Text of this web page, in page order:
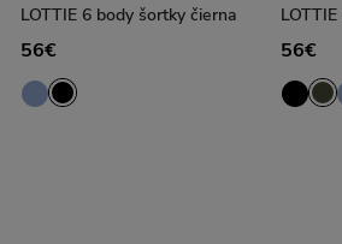
LOTTIE 6 body šortky čierna
56€ 56€